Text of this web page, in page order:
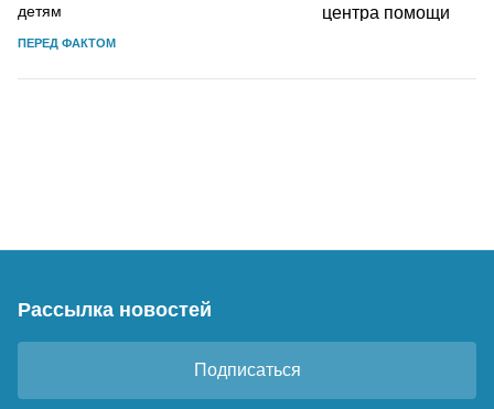
детям
ПЕРЕД ФАКТОМ
Рассылка новостей
Подписаться